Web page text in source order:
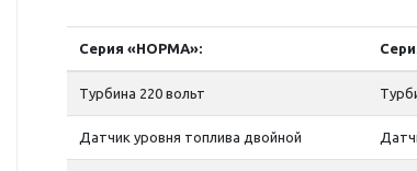
Серия «НОРМА»:
Турбина 220 вольт
Датчик уровня топлива двойной